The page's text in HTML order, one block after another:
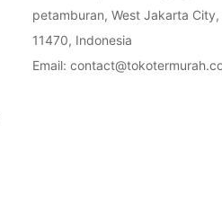
petamburan, West Jakarta
11470, Indonesia
Email: